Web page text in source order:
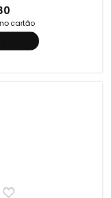
cartão